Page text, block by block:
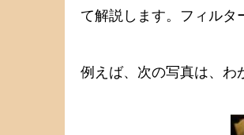
て解説します。フィルタ
例えば、次の写真は、わ